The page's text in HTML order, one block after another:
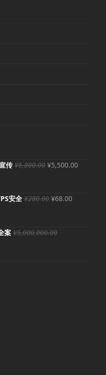
传 ¥6,800.00 原
¥6,800.00。
¥5,500.00当
安全 ¥280.00 原
¥280.00。
¥68.00当
案 ¥5,000,000.00